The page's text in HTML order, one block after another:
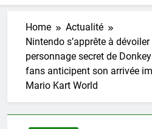
Home
Actualité
Nintendo s’apprête à
personnage secret de
fans anticipent son arrivée
Mario Kart World